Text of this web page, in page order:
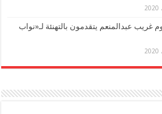
غريب عبدالمنعم يتقدمون بالتهنئة لـ«نواب